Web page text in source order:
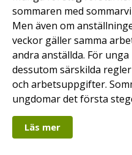
sommaren med
Men även om
veckor gäller samma
andra anställda. För
dessutom särskilda
och arbetsuppgifter.
ungdomar det första
Läs mer